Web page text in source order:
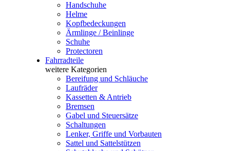
Handschuhe
Helme
Kopfbedeckungen
Ärmlinge / Beinlinge
Schuhe
Protectoren
Fahrradteile
weitere Kategorien
Bereifung und Schläuche
Laufräder
Kassetten & Antrieb
Bremsen
Gabel und Steuersätze
Schaltungen
Lenker, Griffe und Vorbauten
Sattel und Sattelstützen